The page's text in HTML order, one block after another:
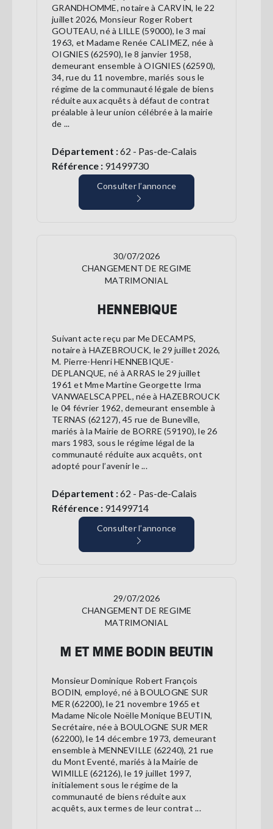
GRANDHOMME, notaire à CARVIN, le 22
juillet 2026, Monsieur Roger Robert
GOUTEAU, né à LILLE (59000), le 3 mai
1963, et Madame Renée CALIMEZ, née à
OIGNIES (62590), le 8 janvier 1958,
demeurant ensemble à OIGNIES (62590),
34, rue du 11 novembre, mariés sous le
régime de la communauté légale de biens
réduite aux acquêts à défaut de contrat
préalable à leur union célébrée à la mairie
de ...
Département :62 - Pas-de-Calais
Référence : 91499730
Consulter l’annonce
30/07/2026
CHANGEMENT DE REGIME
MATRIMONIAL
HENNEBIQUE
Suivant acte reçu par Me DECAMPS,
notaire à HAZEBROUCK, le 29 juillet 2026,
M. Pierre-Henri HENNEBIQUE-
DEPLANQUE, né à ARRAS le 29 juillet
1961 et Mme Martine Georgette Irma
VANWAELSCAPPEL, née à HAZEBROUCK
le 04 février 1962, demeurant ensemble à
TERNAS (62127), 45 rue de Buneville,
mariés à la Mairie de BORRE (59190), le 26
mars 1983, sous le régime légal de la
communauté réduite aux acquêts, ont
adopté pour l’avenir le ...
Département :62 - Pas-de-Calais
Référence : 91499714
Consulter l’annonce
29/07/2026
CHANGEMENT DE REGIME
MATRIMONIAL
M ET MME BODIN BEUTIN
Monsieur Dominique Robert François
BODIN, employé, né à BOULOGNE SUR
MER (62200), le 21 novembre 1965 et
Madame Nicole Noëlle Monique BEUTIN,
Secrétaire, née à BOULOGNE SUR MER
(62200), le 14 décembre 1973, demeurant
ensemble à MENNEVILLE (62240), 21 rue
du Mont Eventé, mariés à la Mairie de
WIMILLE (62126), le 19 juillet 1997,
initialement sous le régime de la
communauté de biens réduite aux
acquêts, aux termes de leur contrat ...